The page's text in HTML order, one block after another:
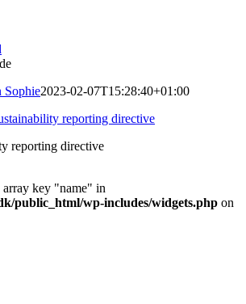
Sophie2023-02-07T15:28:40+01:00
reporting directive
key "name" in
public_html/wp-includes/widgets.php on